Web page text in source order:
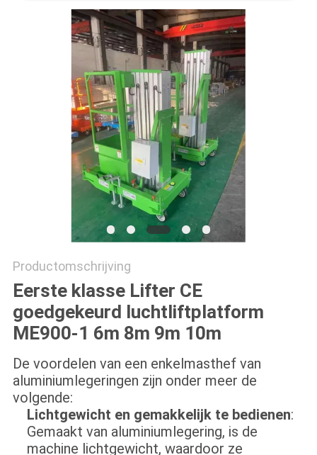
PRIVACY
Productomschrijving
Eerste klasse Lifter CE
goedgekeurd luchtliftplatform
ME900-1 6m 8m 9m 10m
De voordelen van een enkelmasthef van
aluminiumlegeringen zijn onder meer de
volgende:
Lichtgewicht en gemakkelijk te bedienen:
Gemaakt van aluminiumlegering, is de
machine lichtgewicht, waardoor ze